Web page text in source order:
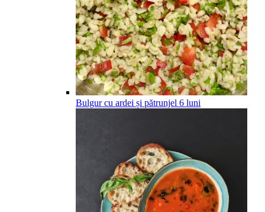
Bulgur cu ardei și pătrunjel 6 luni